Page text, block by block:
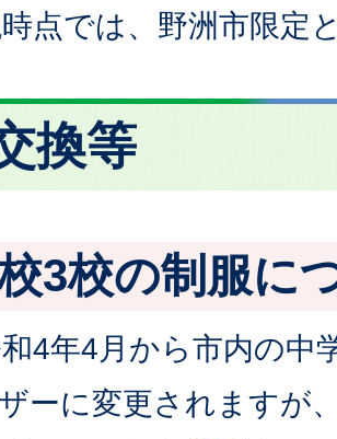
点では、野洲市限定
換等
3校の制服に
4年4月から市内の中
ーに変更されますが